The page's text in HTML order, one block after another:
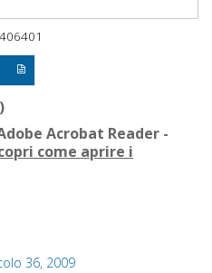
Acrobat Reader -
come aprire i
36, 2009